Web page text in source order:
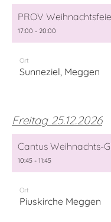
PROV
17:00 - 20:00
Ort
Sunneziel, Meggen
Freitag 25.12.2026
Cantus Weihnachts-
10:45 - 11:45
Ort
Piuskirche Meggen